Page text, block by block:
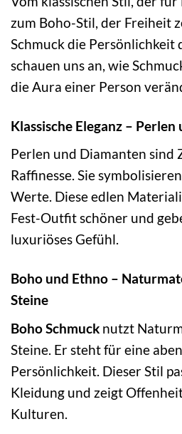
zum Boho-Stil, der Freiheit
Schmuck die Persönlichkeit
schauen uns an, wie
die Aura einer Person
Klassische Eleganz –
Perlen und Diamanten sind
Raffinesse. Sie
Werte. Diese edlen
Fest-Outfit schöner und
luxuriöses Gefühl.
Boho und Ethno –
Steine
Boho Schmuck nutzt
Steine. Er steht für eine
Persönlichkeit. Dieser Stil
Kleidung und zeigt
Kulturen.